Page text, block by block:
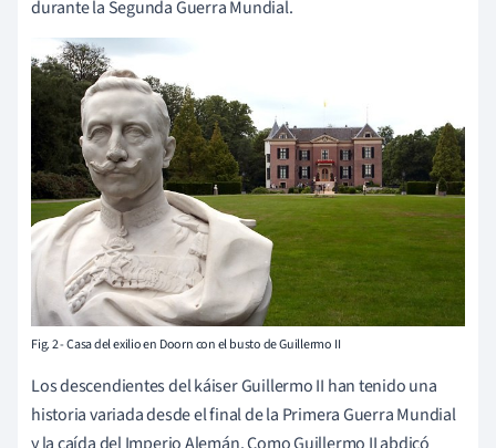
durante la Segunda Guerra Mundial.
Fig. 2 - Casa del exilio en Doorn con el busto de Guillermo II
Los descendientes del káiser Guillermo II han tenido una
historia variada desde el final de la Primera Guerra Mundial
y la caída del Imperio Alemán. Como Guillermo II abdicó